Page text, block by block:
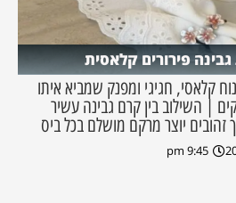
פירורים קלאסית
קלאסי, חגיגי ומפנק שמביא איתו
| השילוב בין קרם גבינה עשיר
זהובים יוצר מרקם מושלם בכל ביס
9:45 pm